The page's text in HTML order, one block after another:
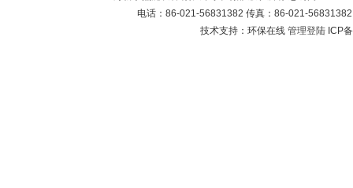
电话：86-021-56831382 传真：86-021-
技术支持：环保在线 管理登陆 ICP